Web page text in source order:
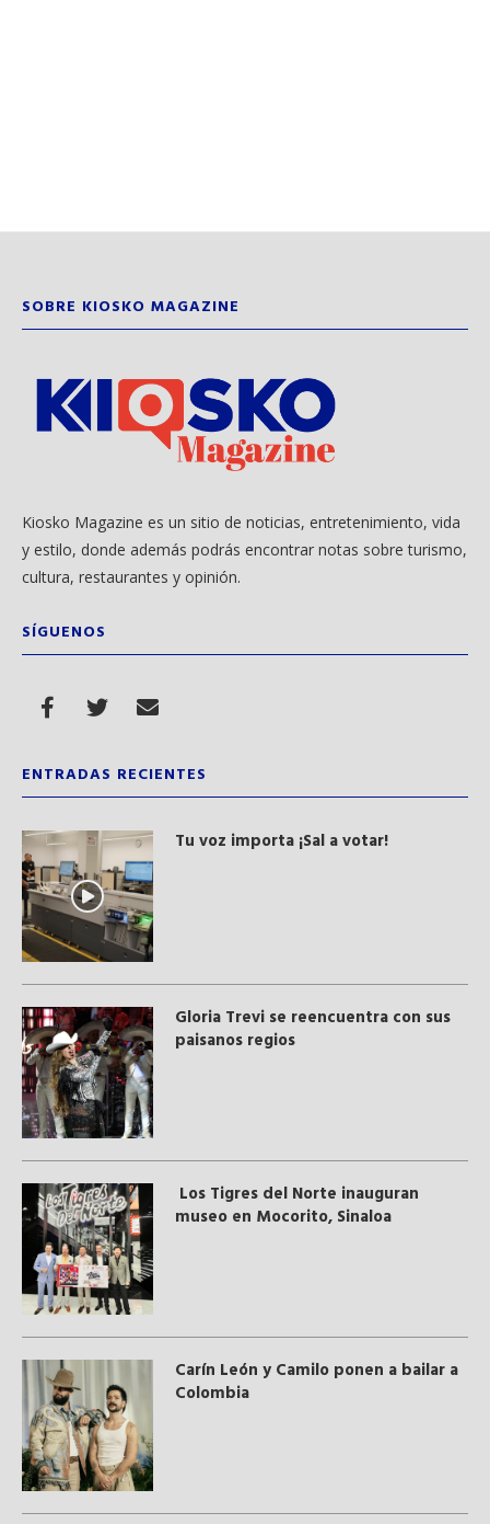
SOBRE KIOSKO MAGAZINE
Kiosko Magazine es un sitio de noticias, entretenimiento, vida
y estilo, donde además podrás encontrar notas sobre turismo,
cultura, restaurantes y opinión.
SÍGUENOS
ENTRADAS RECIENTES
Tu voz importa ¡Sal a votar!
Gloria Trevi se reencuentra con sus
paisanos regios
Los Tigres del Norte inauguran
museo en Mocorito, Sinaloa
Carín León y Camilo ponen a bailar a
Colombia